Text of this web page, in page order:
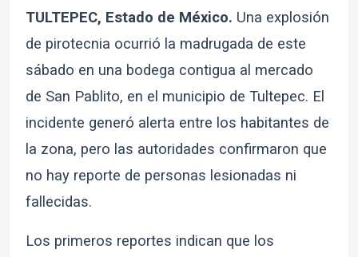
TULTEPEC, Estado de México. Una explosión
de pirotecnia ocurrió la madrugada de este
sábado en una bodega contigua al mercado
de San Pablito, en el municipio de Tultepec. El
incidente generó alerta entre los habitantes de
la zona, pero las autoridades confirmaron que
no hay reporte de personas lesionadas ni
fallecidas.
Los primeros reportes indican que los